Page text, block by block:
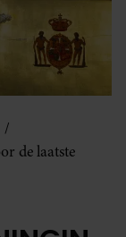
de laatste